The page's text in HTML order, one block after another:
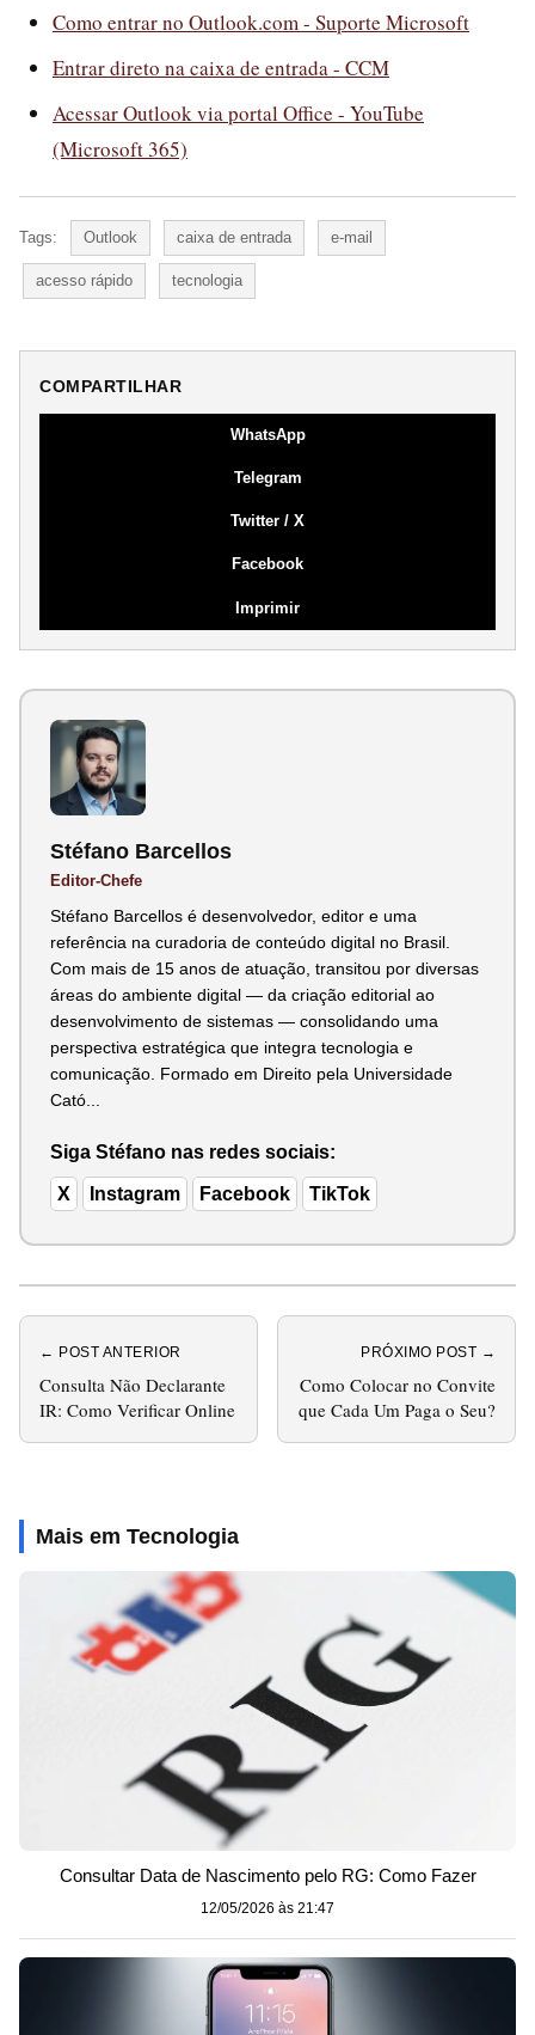
Como entrar no Outlook.com - Suporte Microsoft
Entrar direto na caixa de entrada - CCM
Acessar Outlook via portal Office - YouTube
(Microsoft 365)
Tags: Outlook caixa de entrada e-mail
acesso rápido tecnologia
COMPARTILHAR
WhatsApp
Telegram
Twitter / X
Facebook
Imprimir
Stéfano Barcellos
Editor-Chefe
Stéfano Barcellos é desenvolvedor, editor e uma
referência na curadoria de conteúdo digital no Brasil.
Com mais de 15 anos de atuação, transitou por diversas
áreas do ambiente digital — da criação editorial ao
desenvolvimento de sistemas — consolidando uma
perspectiva estratégica que integra tecnologia e
comunicação. Formado em Direito pela Universidade
Cató...
Siga Stéfano nas redes sociais:
X Instagram Facebook TikTok
← POST ANTERIOR
Consulta Não Declarante
IR: Como Verificar Online
PRÓXIMO POST →
Como Colocar no Convite
que Cada Um Paga o Seu?
Mais em Tecnologia
Consultar Data de Nascimento pelo RG: Como Fazer
12/05/2026 às 21:47